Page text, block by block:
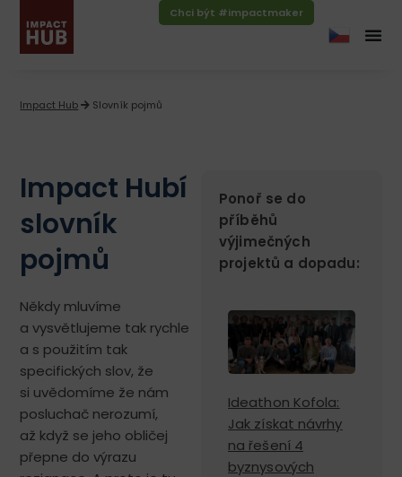
Chci být #impactmaker
Impact Hub Slovník pojmů
Impact Hubí
slovník
pojmů
Někdy mluvíme
a vysvětlujeme tak rychle
a s použitím tak
specifických slov, že
si uvědomíme že nám
posluchač nerozumí,
až když se jeho obličej
přepne do výrazu
Ponoř se do
příběhů
výjimečných
projektů a dopadu:
Ideathon Kofola:
Jak získat návrhy
na řešení 4
byznysových